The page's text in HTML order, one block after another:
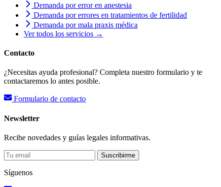
Demanda por error en anestesia
Demanda por errores en tratamientos de fertilidad
Demanda por mala praxis médica
Ver todos los servicios →
Contacto
¿Necesitas ayuda profesional? Completa nuestro formulario y te
contactaremos lo antes posible.
Formulario de contacto
Newsletter
Recibe novedades y guías legales informativas.
Suscribirme
Síguenos